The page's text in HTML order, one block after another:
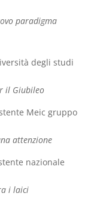
paradigma
degli studi
il Giubileo
Meic gruppo
attenzione
nazionale
i laici